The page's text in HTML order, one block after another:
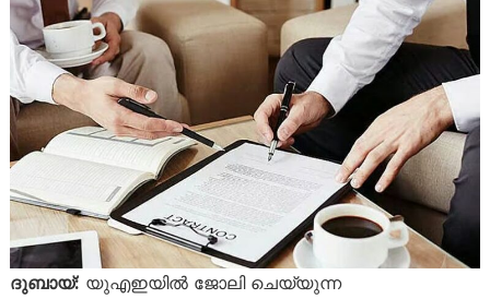
ദുബായ്: യുഎഇയിൽ ജോലി ചെയ്യുന്ന